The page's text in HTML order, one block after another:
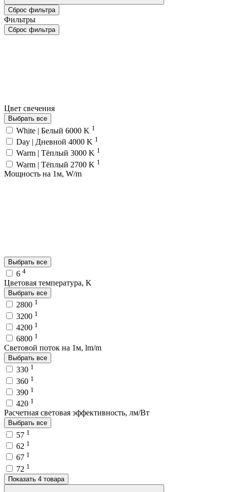
Сброс фильтра
Фильтры
Сброс фильтра
Цвет свечения
Выбрать все
White | Белый 6000 K 1
Day | Дневной 4000 K 1
Warm | Тёплый 3000 K 1
Warm | Тёплый 2700 K 1
Мощность на 1м, W/m
Выбрать все
6 4
Цветовая температура, K
Выбрать все
2800 1
3200 1
4200 1
6800 1
Световой поток на 1м, lm/m
Выбрать все
330 1
360 1
390 1
420 1
Расчетная световая эффективность, лм/Вт
Выбрать все
57 1
62 1
67 1
72 1
Показать 4 товара